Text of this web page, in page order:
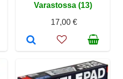
Varastossa (13)
17,00 €